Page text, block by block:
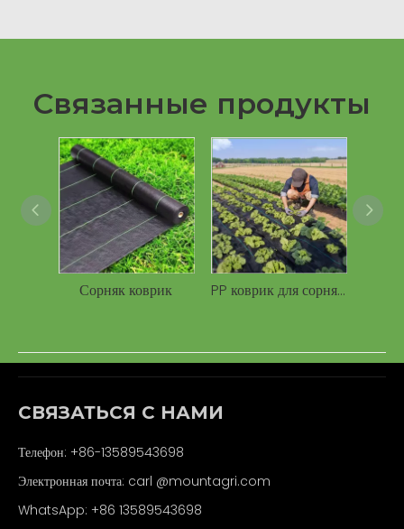
Связанные продукты
Сорняк коврик PP коврик для сорняков ландшафтная ткань барьер для сорняков для фермерского сада
СВЯЗАТЬСЯ С НАМИ
Телефон: +86-13589543698
Электронная почта: carl @mountagri.com
WhatsApp: +86 13589543698